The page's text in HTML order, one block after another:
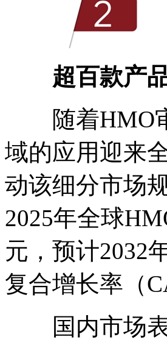
超百款产
随着HMO审
域的应用迎来
动该细分市场
2025年全球
元，预计2032
复合增长率（
国内市场表